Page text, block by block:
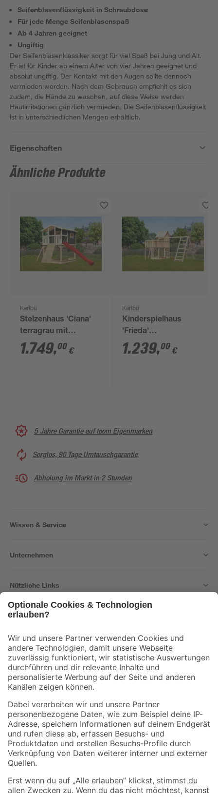
Seifenblasenflüssigkeit in Schraubdose
Für jede Menge Seifenblasenspaß
Ab 4 Jahren geeignet
Ungiftig
Der Seifenblasenklassiker sorgt für viel Spaß bei Jung und Alt.
Er ist für Kinder ab einem Alter von vier Jahren geeignet und
absolut ungiftig. Der Kontakt mit den Augen sollte dennoch
vermieden werden. Nach dem Gebrauch empfiehlt es sich
zudem, die Hände zu waschen, auf diese Weise werden
Hautirritationen gänzlich vermieden. Die Seifenblasenflüssigkeit
ist in unterschiedlichen Mengen erhältlich.
Eigenschaften
Ähnliche Produkte
Karibu
Stelzenhaus 'Ciana'
terragrau mit
Holzrampe, Rutsche
rot 440 x 244 x 309
1.749,00 €
Karibu
Kinderspielhaus
'Frieda'
naturbelassene
nordische Fichte 107
1.239,00 €
5 Jahre Garantie auf toom Eigenmarken
Sorglos, 90 Tage Umtauschgarantie
Abholung im Markt in 2 Stunden
Wissen & Service
Unternehmen
Nützliche Links
Der toom Newsletter: Keine Angebote und Aktionen mehr verpassen!
Zur Newsletter Anmeldung
Folge uns
Zahlungsarten Versandarten
Sicher einkaufen